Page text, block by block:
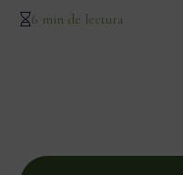
6 min de lectura